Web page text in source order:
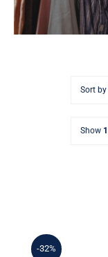
Kategoriler
Sort by
Show
-32%